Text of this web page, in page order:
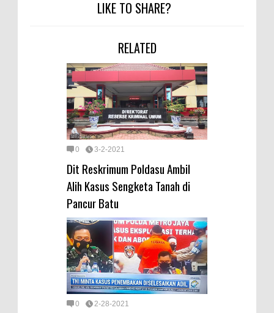
LIKE TO SHARE?
RELATED
0 3-2-2021
Dit Reskrimum Poldasu Ambil
Alih Kasus Sengketa Tanah di
Pancur Batu
0 2-28-2021